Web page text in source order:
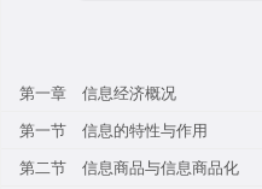
第一章 信息经济概况
第一节 信息的特性与作用
第二节 信息商品与信息商品化